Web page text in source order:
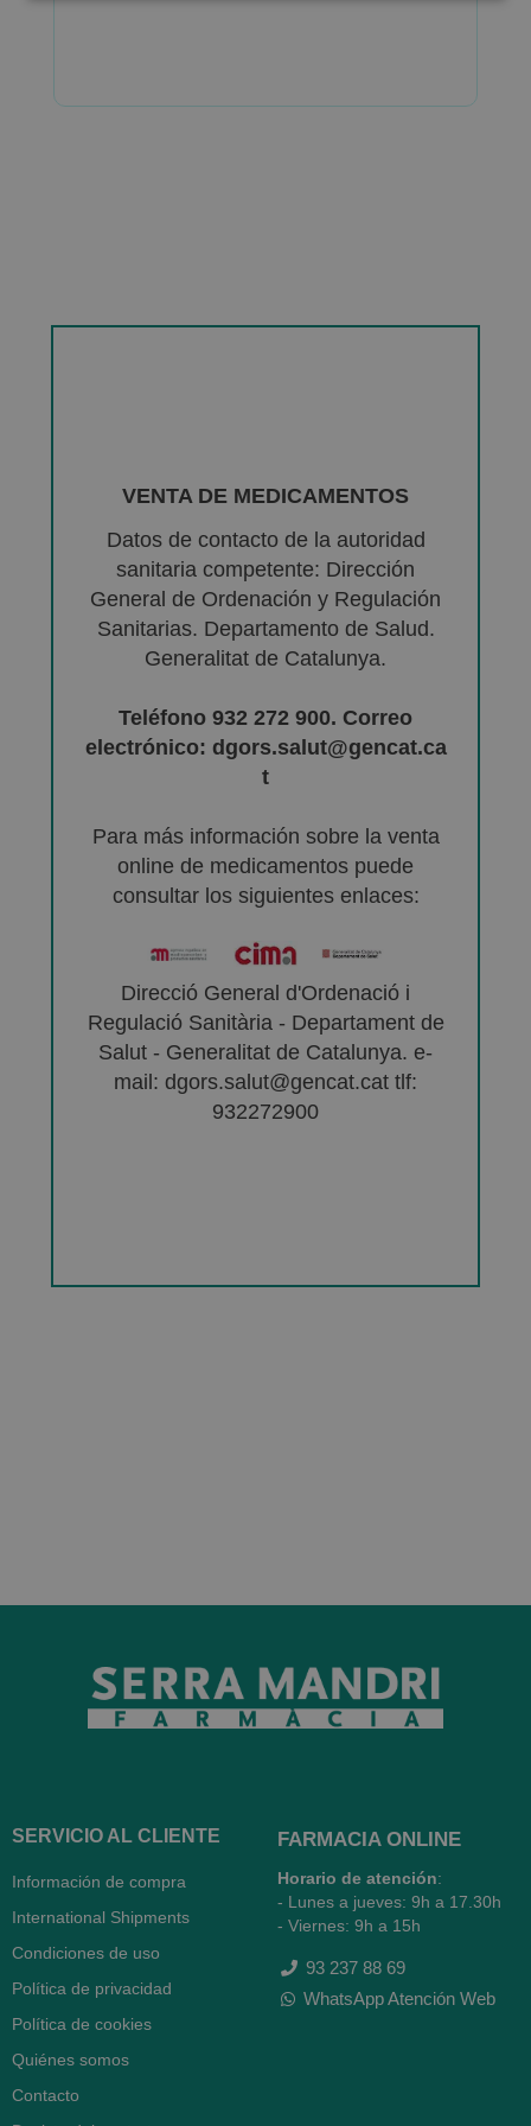
VENTA DE MEDICAMENTOS
Datos de contacto de la autoridad
sanitaria competente: Dirección
General de Ordenación y Regulación
Sanitarias. Departamento de Salud.
Generalitat de Catalunya.
Teléfono 932 272 900. Correo
electrónico: dgors.salut@gencat.ca
t
Para más información sobre la venta
online de medicamentos puede
consultar los siguientes enlaces:
Direcció General d'Ordenació i
Regulació Sanitària - Departament de
Salut - Generalitat de Catalunya. e-
mail: dgors.salut@gencat.cat tlf:
932272900
SERVICIO AL CLIENTE
Información de compra
International Shipments
Condiciones de uso
Política de privacidad
Política de cookies
Quiénes somos
Contacto
FARMACIA ONLINE
Horario de atención:
- Lunes a jueves: 9h a 17.30h
- Viernes: 9h a 15h
93 237 88 69
WhatsApp Atención Web